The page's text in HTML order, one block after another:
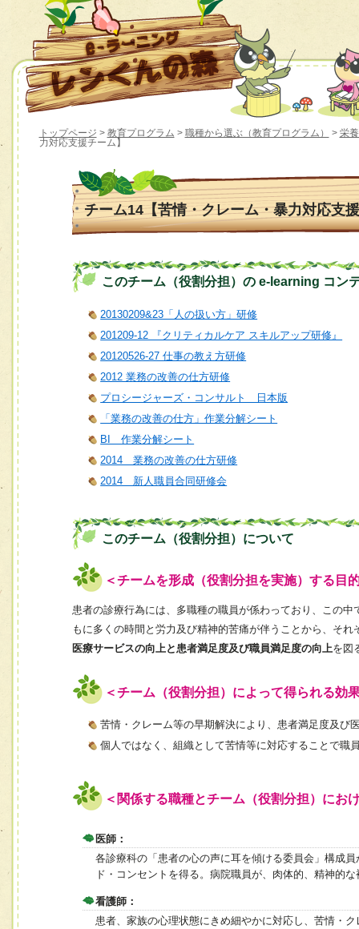
トップページ > 教育プログラム > 職種から選ぶ（教育プログラム） > 栄
力対応支援チーム】
チーム14【苦情・クレーム・暴力対応支
このチーム（役割分担）の e-learning コン
20130209&23「人の扱い方」研修
201209-12 『クリティカルケア スキルアップ研修』
20120526-27 仕事の教え方研修
2012 業務の改善の仕方研修
プロシージャーズ・コンサルト 日本版
「業務の改善の仕方」作業分解シート
BI 作業分解シート
2014 業務の改善の仕方研修
2014 新人職員合同研修会
このチーム（役割分担）について
＜チームを形成（役割分担を実施）する目
患者の診療行為には、多職種の職員が係わっており、この
もに多くの時間と労力及び精神的苦痛が伴うことから、それ
医療サービスの向上と患者満足度及び職員満足度の向上を図
＜チーム（役割分担）によって得られる効
苦情・クレーム等の早期解決により、患者満足度及び
個人ではなく、組織として苦情等に対応することで職
＜関係する職種とチーム（役割分担）にお
医師：
各診療科の「患者の心の声に耳を傾ける委員会」構成
ド・コンセントを得る。病院職員が、肉体的、精神的
看護師：
患者、家族の心理状態にきめ細やかに対応し、苦情・